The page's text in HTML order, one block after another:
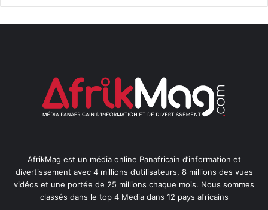
AfrikMag est un média online Panafricain d’information et
divertissement avec 4 millions d’utilisateurs, 8 millions des vues
vidéos et une portée de 25 millions chaque mois. Nous sommes
classés dans le top 4 Media dans 12 pays africains